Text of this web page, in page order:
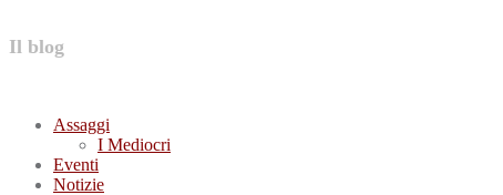
Il blog
Assaggi
I Mediocri
Eventi
Notizie